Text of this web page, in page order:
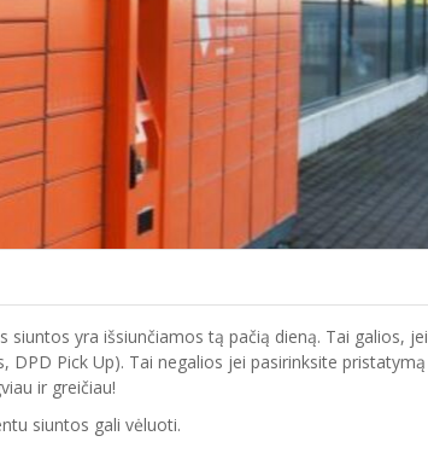
yra išsiunčiamos tą pačią dieną. Tai galios, jei
Pick Up). Tai negalios jei pasirinksite pristatymą
ir greičiau!
siuntos gali vėluoti.